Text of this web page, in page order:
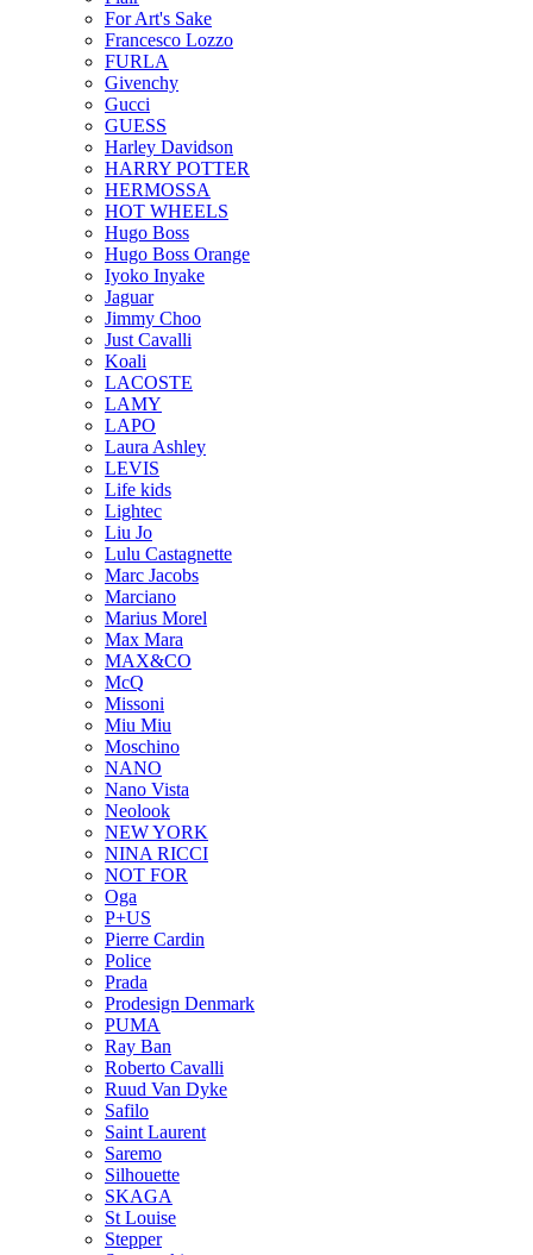
For Art's Sake
Francesco Lozzo
FURLA
Givenchy
Gucci
GUESS
Harley Davidson
HARRY POTTER
HERMOSSA
HOT WHEELS
Hugo Boss
Hugo Boss Orange
Iyoko Inyake
Jaguar
Jimmy Choo
Just Cavalli
Koali
LACOSTE
LAMY
LAPO
Laura Ashley
LEVIS
Life kids
Lightec
Liu Jo
Lulu Castagnette
Marc Jacobs
Marciano
Marius Morel
Max Mara
MAX&CO
McQ
Missoni
Miu Miu
Moschino
NANO
Nano Vista
Neolook
NEW YORK
NINA RICCI
NOT FOR
Oga
P+US
Pierre Cardin
Police
Prada
Prodesign Denmark
PUMA
Ray Ban
Roberto Cavalli
Ruud Van Dyke
Safilo
Saint Laurent
Saremo
Silhouette
SKAGA
St Louise
Stepper